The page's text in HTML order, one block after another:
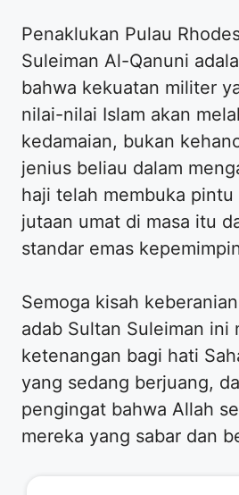
Penaklukan Pulau
Suleiman Al-Qanuni
bahwa kekuatan militer
nilai-nilai Islam akan
kedamaian, bukan
jenius beliau dalam
haji telah membuka
jutaan umat di masa itu
standar emas
Semoga kisah
adab Sultan Suleiman ini
ketenangan bagi hati
yang sedang berjuang,
pengingat bahwa Allah
mereka yang sabar dan